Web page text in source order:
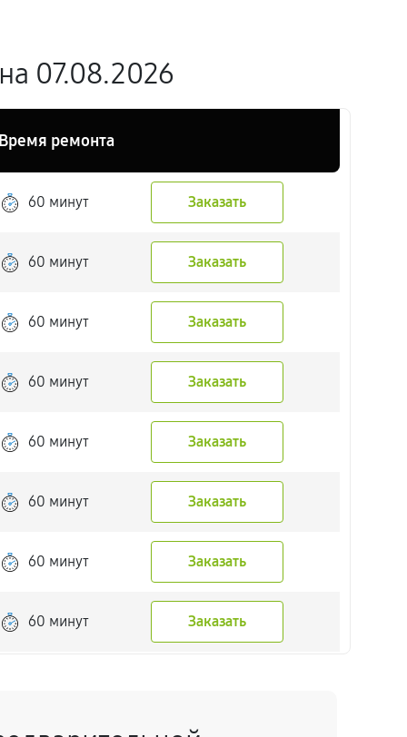
07.08.2026
Время ремонта
60 минут Заказать
60 минут Заказать
60 минут Заказать
60 минут Заказать
60 минут Заказать
60 минут Заказать
60 минут Заказать
60 минут Заказать